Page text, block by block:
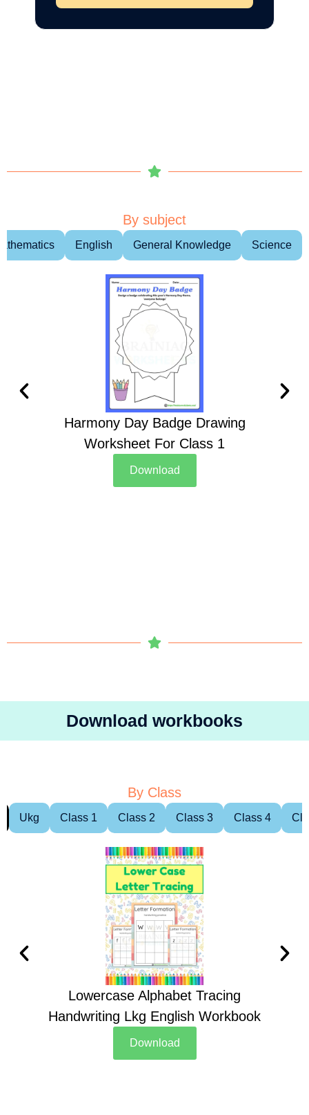
By subject
English General Knowledge Science
Harmony Day Badge Drawing
Worksheet For Class 1
Download
Download workbooks
By Class
Ukg Class 1 Class 2 Class 3 Class 4
Lowercase Alphabet Tracing
Handwriting Lkg English Workbook
Download